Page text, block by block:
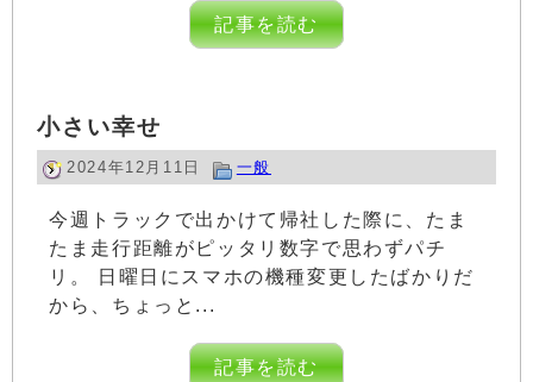
記事を読む
小さい幸せ
2024年12月11日 一般
今週トラックで出かけて帰社した際に、たま
たま走行距離がピッタリ数字で思わずパチ
リ。 日曜日にスマホの機種変更したばかりだ
から、ちょっと...
記事を読む